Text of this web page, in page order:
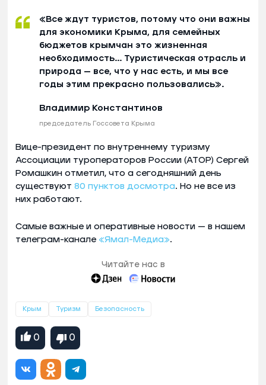
«Все ждут туристов, потому что они важны
для экономики Крыма, для семейных
бюджетов крымчан это жизненная
необходимость... Туристическая отрасль и
природа — все, что у нас есть, и мы все
годы этим прекрасно пользовались».
Владимир Константинов
председатель Госсовета Крыма
Вице-президент по внутреннему туризму
Ассоциации туроператоров России (АТОР) Сергей
Ромашкин отметил, что а сегодняшний день
существуют 80 пунктов досмотра. Но не все из
них работают.
Самые важные и оперативные новости — в нашем
телеграм-канале «Ямал-Медиа».
Читайте нас в
Крым Туризм Безопасность
0 0